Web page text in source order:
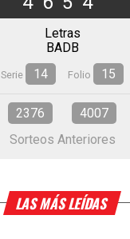
Letras
BADB
Serie 14 Folio 15
2376
4007
Sorteos Anteriores
LAS MÁS LEÍDAS